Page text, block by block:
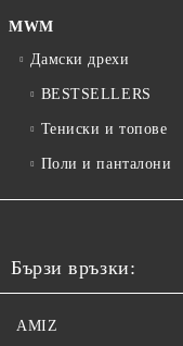
MWM
Дамски дрехи
BESTSELLERS
Тениски и топове
Поли и панталони
Бързи връзки:
AMIZ